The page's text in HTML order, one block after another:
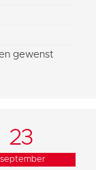
gewenst
23
september